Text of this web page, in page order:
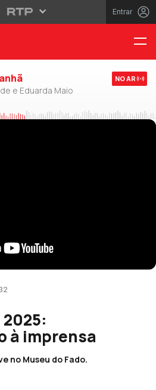
Entrar
e Eduarda Maio
NO AR
à imprensa
no Museu do Fado.